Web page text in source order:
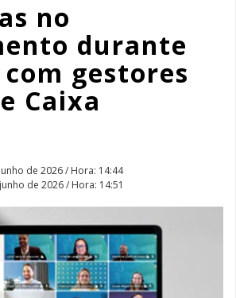
no
durante
gestores
Caixa
de 2026 / Hora: 14:44
de 2026 / Hora: 14:51